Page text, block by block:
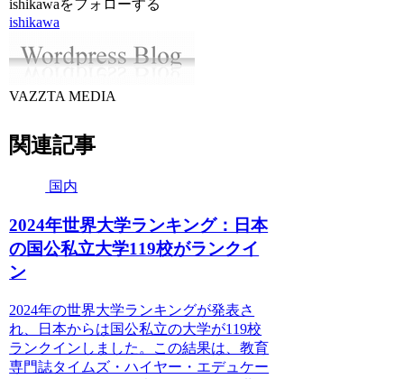
ishikawaをフォローする
ishikawa
VAZZTA MEDIA
関連記事
国内
2024年世界大学ランキング：日本
の国公私立大学119校がランクイ
ン
2024年の世界大学ランキングが発表さ
れ、日本からは国公私立の大学が119校
ランクインしました。この結果は、教育
専門誌タイムズ・ハイヤー・エデュケー